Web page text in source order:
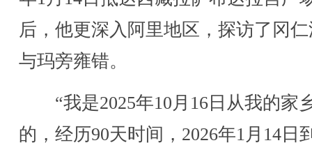
后，他更深入阿里地区，探访了冈
与玛旁雍错。
“我是2025年10月16日从我的家
的，经历90天时间，2026年1月14日